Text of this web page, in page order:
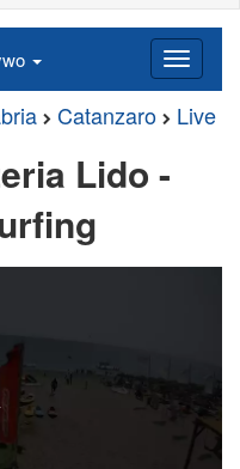
Catanzaro Live
Lido -